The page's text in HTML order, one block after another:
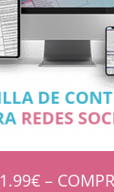
1.99€ –